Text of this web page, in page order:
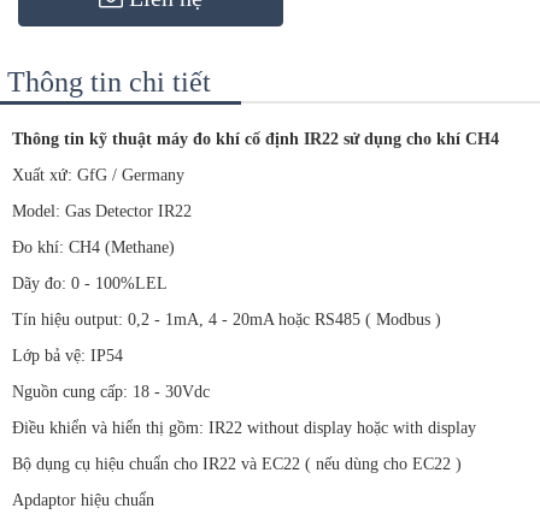
Thông tin chi tiết
Thông tin kỹ thuật máy đo khí cố định IR22 sử dụng cho khí CH4
Xuất xứ: GfG / Germany
Model: Gas Detector IR22
Đo khí: CH4 (Methane)
Dãy đo: 0 - 100%LEL
Tín hiệu output: 0,2 - 1mA, 4 - 20mA hoặc RS485 ( Modbus )
Lớp bả vệ: IP54
Nguồn cung cấp: 18 - 30Vdc
Điều khiển và hiển thị gồm: IR22 without display hoặc with display
Bộ dụng cụ hiệu chuẩn cho IR22 và EC22 ( nếu dùng cho EC22 )
Apdaptor hiệu chuẩn